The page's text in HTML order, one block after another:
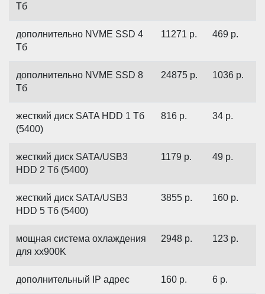
Тб
дополнительно NVME SSD 4
Тб
11271 р. 469 р.
дополнительно NVME SSD 8
Тб
24875 р. 1036 р.
жесткий диск SATA HDD 1 Тб
(5400)
816 р. 34 р.
жесткий диск SATA/USB3
HDD 2 Тб (5400)
1179 р. 49 р.
жесткий диск SATA/USB3
HDD 5 Тб (5400)
3855 р. 160 р.
мощная система охлаждения
для xx900K
2948 р. 123 р.
дополнительный IP адрес 160 р. 6 р.